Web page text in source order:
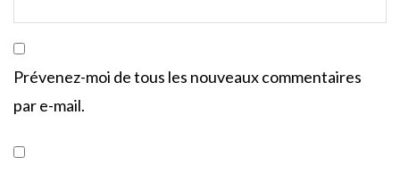
Prévenez-moi de tous les nouveaux commentaires
par e-mail.